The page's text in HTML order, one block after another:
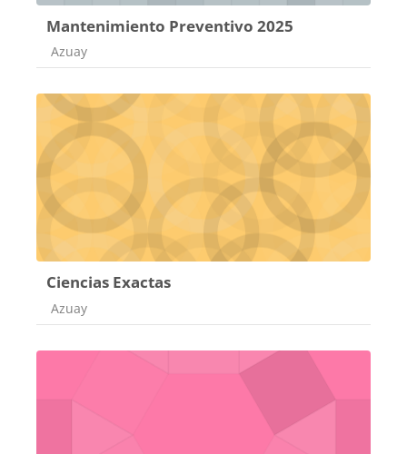
Mantenimiento Preventivo 2025
Categoría de cursos
Azuay
Ciencias Exactas
Categoría de cursos
Azuay